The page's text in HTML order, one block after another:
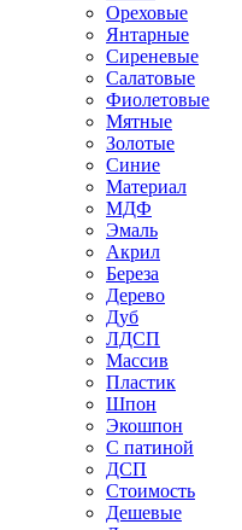
Ореховые
Янтарные
Сиреневые
Салатовые
Фиолетовые
Мятные
Золотые
Синие
Материал
МДФ
Эмаль
Акрил
Береза
Дерево
Дуб
ЛДСП
Массив
Пластик
Шпон
Экошпон
С патиной
ДСП
Стоимость
Дешевые